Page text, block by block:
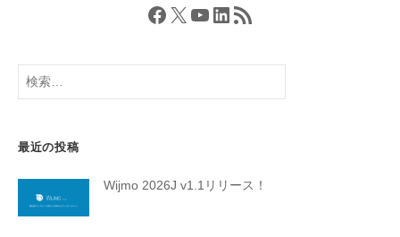
Facebook
X YouTube
LinkedIn
RSS フィード
検
索:
最近の投稿
Wijmo 2026J v1.1リリース！